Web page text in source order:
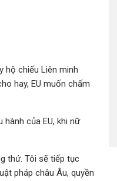
hộ chiếu Liên minh
hay, EU muốn chấm
của EU, khi nữ
thứ. Tôi sẽ tiếp tục
pháp châu Âu, quyền